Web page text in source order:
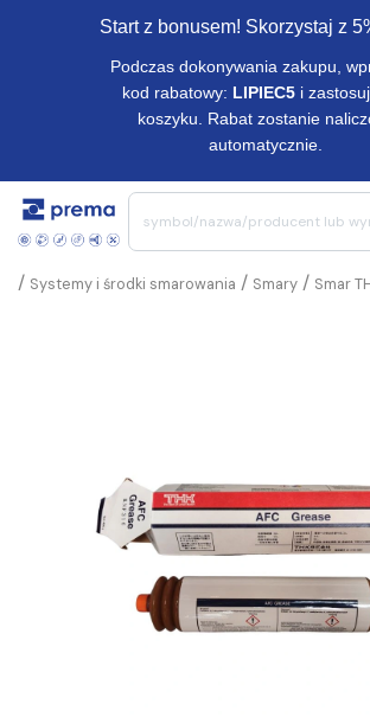
Start z bonusem! Skorzystaj z
Podczas dokonywania zakupu,
kod rabatowy: LIPIEC5 i
koszyku. Rabat zostanie
automatycznie.
Smar
/
Smary
/
Systemy i środki smarowania
/